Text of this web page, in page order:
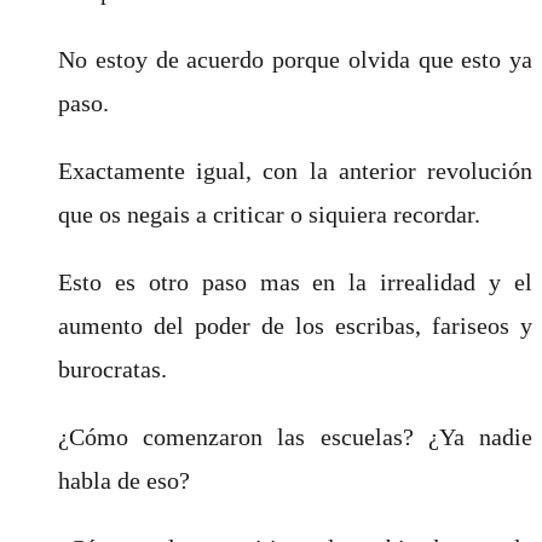
No estoy de acuerdo porque olvida que esto ya
paso.
Exactamente igual, con la anterior revolución
que os negais a criticar o siquiera recordar.
Esto es otro paso mas en la irrealidad y el
aumento del poder de los escribas, fariseos y
burocratas.
¿Cómo comenzaron las escuelas? ¿Ya nadie
habla de eso?